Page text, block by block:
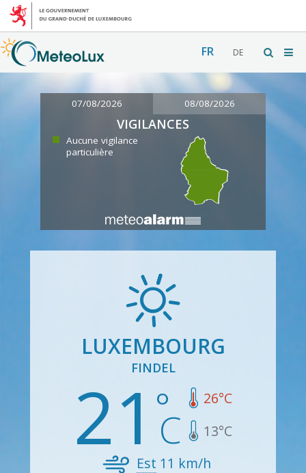
FR DE
07/08/2026 08/08/2026
VIGILANCES
Aucune vigilance
particulière
LUXEMBOURG
FINDEL
21 26°C
13°C
Est 11 km/h